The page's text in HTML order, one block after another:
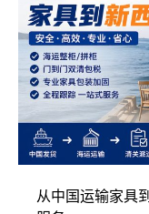
从中国运输家具